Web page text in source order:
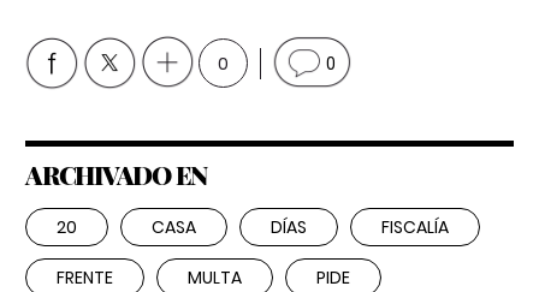
0 0
ARCHIVADO EN
20 CASA DÍAS FISCALÍA
FRENTE MULTA PIDE